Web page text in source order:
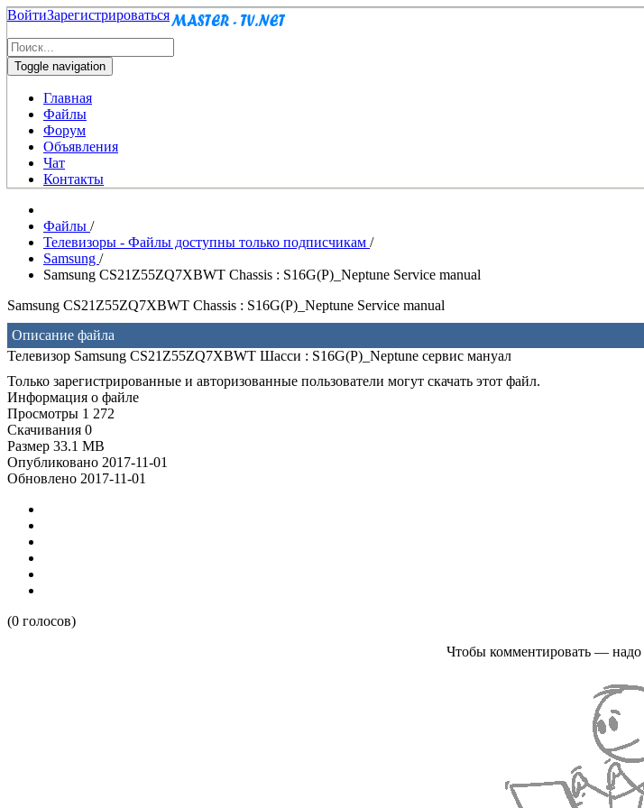
ВойтиЗарегистрироваться
Toggle navigation
Главная
Файлы
Форум
Объявления
Чат
Контакты
Файлы /
Телевизоры - Файлы доступны только подписчикам /
Samsung /
Samsung CS21Z55ZQ7XBWT Chassis : S16G(P)_Neptune Service manual
Samsung CS21Z55ZQ7XBWT Chassis : S16G(P)_Neptune Service manual
Описание файла
Телевизор Samsung CS21Z55ZQ7XBWT Шасси : S16G(P)_Neptune сервис мануал
Только зарегистрированные и авторизованные пользователи могут скачать этот файл.
Информация о файле
Просмотры 1 272
Скачивания 0
Размер 33.1 MB
Опубликовано 2017-11-01
Обновлено 2017-11-01
(0 голосов)
Чтобы комментировать — надо